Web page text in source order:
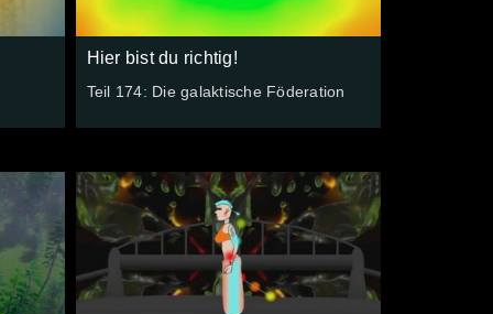
Hier bist du richtig!
Teil 174: Die galaktische Föderation